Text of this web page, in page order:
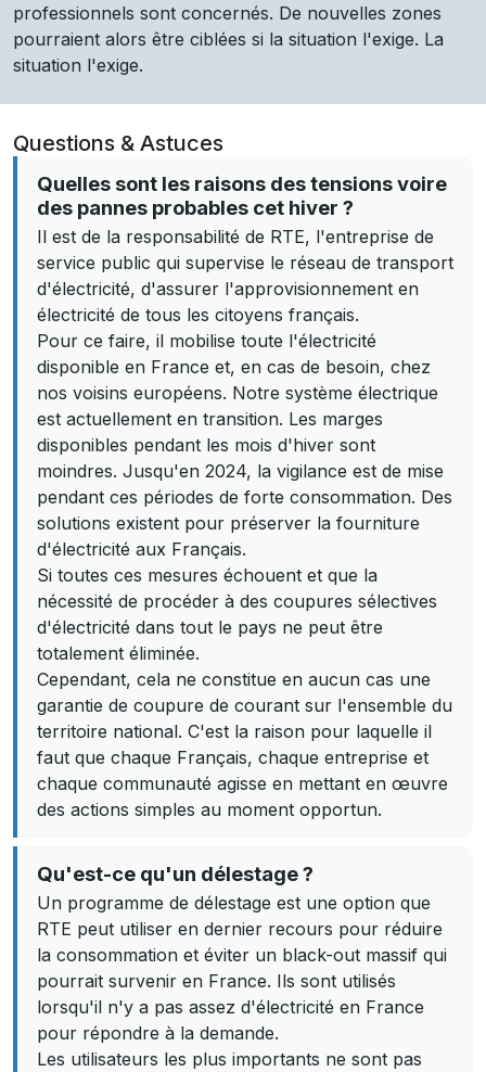
professionnels sont concernés. De nouvelles zones
pourraient alors être ciblées si la situation l'exige. La
situation l'exige.
Questions & Astuces
Quelles sont les raisons des tensions voire
des pannes probables cet hiver ?
Il est de la responsabilité de RTE, l'entreprise de
service public qui supervise le réseau de transport
d'électricité, d'assurer l'approvisionnement en
électricité de tous les citoyens français.
Pour ce faire, il mobilise toute l'électricité
disponible en France et, en cas de besoin, chez
nos voisins européens. Notre système électrique
est actuellement en transition. Les marges
disponibles pendant les mois d'hiver sont
moindres. Jusqu'en 2024, la vigilance est de mise
pendant ces périodes de forte consommation. Des
solutions existent pour préserver la fourniture
d'électricité aux Français.
Si toutes ces mesures échouent et que la
nécessité de procéder à des coupures sélectives
d'électricité dans tout le pays ne peut être
totalement éliminée.
Cependant, cela ne constitue en aucun cas une
garantie de coupure de courant sur l'ensemble du
territoire national. C'est la raison pour laquelle il
faut que chaque Français, chaque entreprise et
chaque communauté agisse en mettant en œuvre
des actions simples au moment opportun.
Qu'est-ce qu'un délestage ?
Un programme de délestage est une option que
RTE peut utiliser en dernier recours pour réduire
la consommation et éviter un black-out massif qui
pourrait survenir en France. Ils sont utilisés
lorsqu'il n'y a pas assez d'électricité en France
pour répondre à la demande.
Les utilisateurs les plus importants ne sont pas